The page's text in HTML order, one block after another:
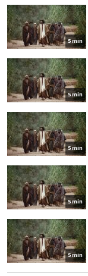
5 min
5 min
5 min
5 min
5 min